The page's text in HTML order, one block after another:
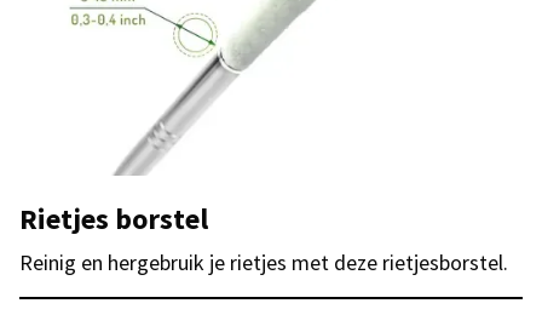
Rietjes borstel
Reinig en hergebruik je rietjes met deze rietjesborstel.